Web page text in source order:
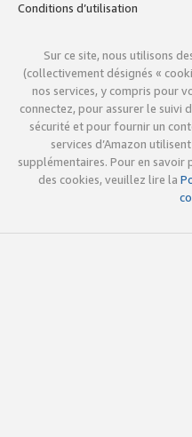
Conditions d’utilisation
Sur ce site, nous utilisons
(collectivement désignés «
nos services, y compris pour
connectez, pour assurer le suivi
sécurité et pour fournir un
services d’Amazon
supplémentaires. Pour en
des cookies, veuillez lire la